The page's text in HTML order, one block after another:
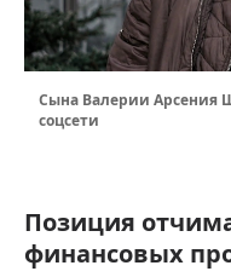
Сына Валерии Арсения
соцсети
Позиция
финансовых